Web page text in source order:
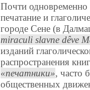
Почти одновременно
печатание и
городе Сене (в
miraculi slavne dêve
изданий
распространения
печатники , часто
общественных